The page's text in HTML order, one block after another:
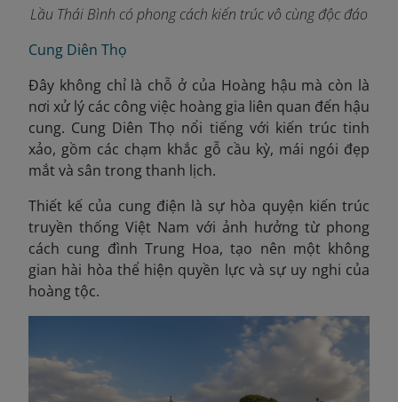
Lầu Thái Bình có phong cách kiến trúc vô cùng độc đáo
Cung Diên Thọ
Đây không chỉ là chỗ ở của Hoàng hậu mà còn là
nơi xử lý các công việc hoàng gia liên quan đến hậu
cung. Cung Diên Thọ nổi tiếng với kiến trúc tinh
xảo, gồm các chạm khắc gỗ cầu kỳ, mái ngói đẹp
mắt và sân trong thanh lịch.
Thiết kế của cung điện là sự hòa quyện kiến trúc
truyền thống Việt Nam với ảnh hưởng từ phong
cách cung đình Trung Hoa, tạo nên một không
gian hài hòa thể hiện quyền lực và sự uy nghi của
hoàng tộc.